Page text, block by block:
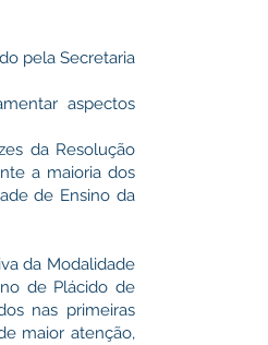
pela Secretaria
aspectos
da Resolução
a maioria dos
de Ensino da
da Modalidade
de Plácido de
nas primeiras
maior atenção,